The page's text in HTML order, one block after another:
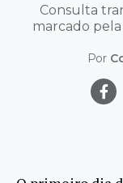
Consulta
marcado pela
Por